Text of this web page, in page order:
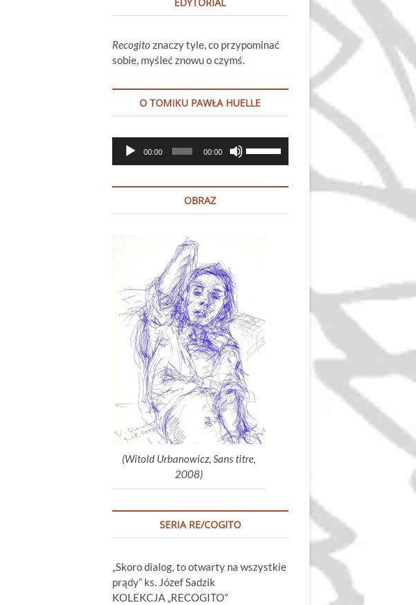
Recogito znaczy tyle, co przypominać
sobie, myśleć znowu o czymś.
O TOMIKU PAWŁA HUELLE
Odtwarzacz
plików
00:00 00:00
góry
głośność.
OBRAZ
(Witold Urbanowicz, Sans titre,
2008)
SERIA RE/COGITO
„Skoro dialog, to otwarty na wszystkie
prądy” ks. Józef Sadzik
KOLEKCJA „RECOGITO”